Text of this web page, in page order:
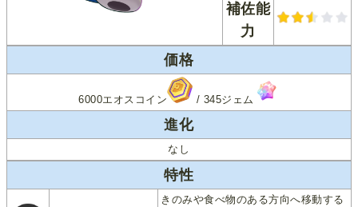
補佐能
力
価格
6000エオスコイン / 345ジェム
進化
なし
特性
きのみや食べ物のある方向へ移動する